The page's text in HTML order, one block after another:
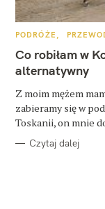
K
T
E
G
O
I
PODRÓŻE
Co robiłam w
alternatywny
Z moim mężem
zabieramy się w
Toskanii, on mnie
Czytaj dalej